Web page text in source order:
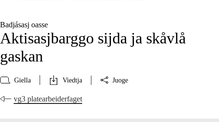
Badjásasj oasse
Aktisasjbarggo sijda ja skåvlå
gaskan
Giella Viedtja Juoge
vg3 platearbeiderfaget